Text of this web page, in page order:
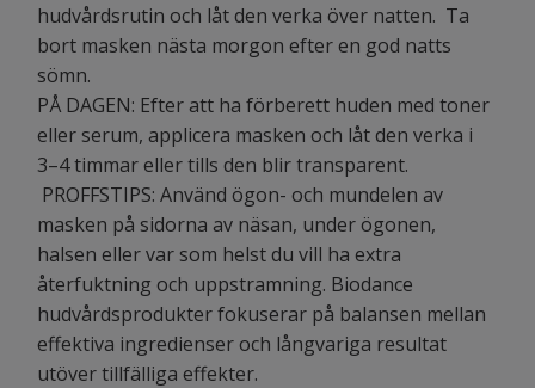
hudvårdsrutin och låt den verka över natten. Ta
bort masken nästa morgon efter en god natts
sömn.
PÅ DAGEN: Efter att ha förberett huden med toner
eller serum, applicera masken och låt den verka i
3–4 timmar eller tills den blir transparent.
PROFFSTIPS: Använd ögon- och mundelen av
masken på sidorna av näsan, under ögonen,
halsen eller var som helst du vill ha extra
återfuktning och uppstramning. Biodance
hudvårdsprodukter fokuserar på balansen mellan
effektiva ingredienser och långvariga resultat
utöver tillfälliga effekter.